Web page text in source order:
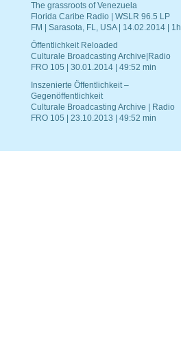
The grassroots of Venezuela
Florida Caribe Radio | WSLR 96.5 LP
FM | Sarasota, FL, USA | 14.02.2014 | 1h
Öffentlichkeit Reloaded
Culturale Broadcasting Archive|Radio
FRO 105 | 30.01.2014 | 49:52 min
Inszenierte Öffentlichkeit –
Gegenöffentlichkeit
Culturale Broadcasting Archive | Radio
FRO 105 | 23.10.2013 | 49:52 min